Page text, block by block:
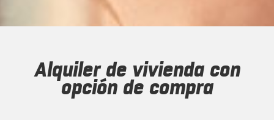
alquiler de vivienda con
opción de compra